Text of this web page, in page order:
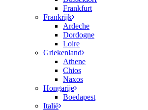
Frankfurt
Frankrijk
Ardeche
Dordogne
Loire
Griekenland
Athene
Chios
Naxos
Hongarije
Boedapest
Italië